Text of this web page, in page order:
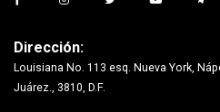
Dirección:
Louisiana No. 113 esq. Nueva York,
Juárez., 3810, D.F.